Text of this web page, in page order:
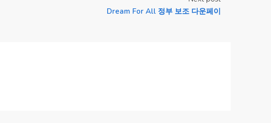
Dream For All 정부 보조 다운페이